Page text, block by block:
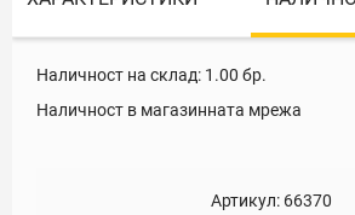
Наличност на склад: 1.00 бр.
Наличност в магазинната мрежа
Артикул: 66370